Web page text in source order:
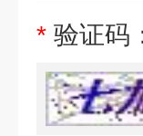
* 验证码